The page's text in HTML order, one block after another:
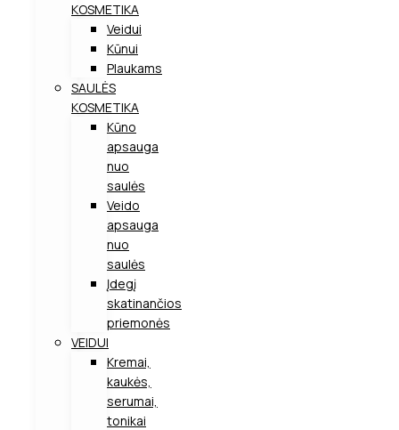
KOSMETIKA
Veidui
Kūnui
Plaukams
SAULĖS
KOSMETIKA
Kūno
apsauga
nuo
saulės
Veido
apsauga
nuo
saulės
Įdegį
skatinančios
priemonės
VEIDUI
Kremai,
kaukės,
serumai,
tonikai